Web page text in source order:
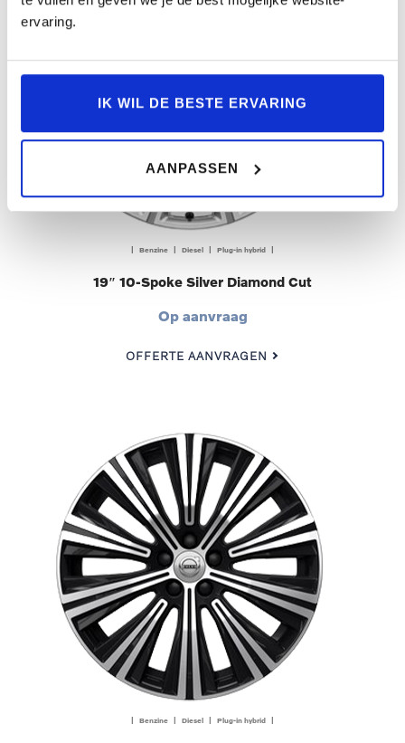
ervaring.
IK WIL DE BESTE ERVARING
AANPASSEN
| Benzine | Diesel | Plug-in hybrid |
19″ 10-Spoke Silver Diamond Cut
Op aanvraag
OFFERTE AANVRAGEN
| Benzine | Diesel | Plug-in hybrid |